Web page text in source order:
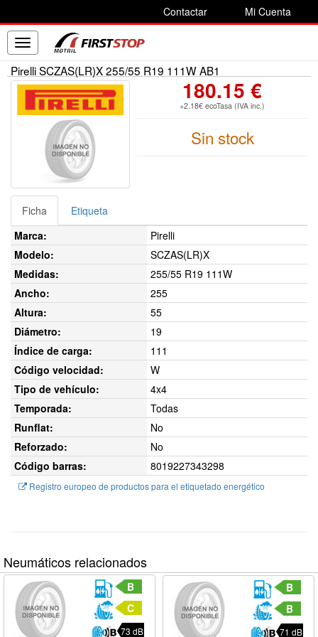
Contactar Mi Cuenta
Toggle
navigation
Pirelli SCZAS(LR)X 255/55 R19 111W AB1
180.15 €
+2.18€ ecoTasa (IVA inc.)
Sin stock
Ficha
Etiqueta
Marca:
Pirelli
Modelo:
SCZAS(LR)X
Medidas:
255/55 R19 111W
Ancho:
255
Altura:
55
Diámetro:
19
Índice de carga:
111
Código velocidad:
W
Tipo de vehículo:
4x4
Temporada:
Todas
Runflat:
No
Reforzado:
No
Código barras:
8019227343298
Registro europeo de productos para el etiquetado energético
Neumáticos relacionados
B
C
73 dB
B
B
71 dB